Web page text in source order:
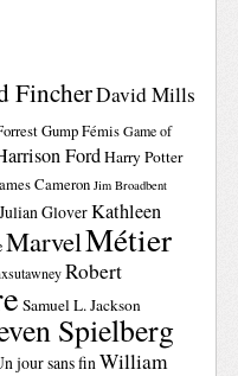
FincherDavid Mills
GumpFémis Game of
FordHarry Potter
Cameron Jim Broadbent
Julian GloverKathleen
MarvelMétier
Robert
Samuel L. Jackson
Spielberg
jour sans finWilliam